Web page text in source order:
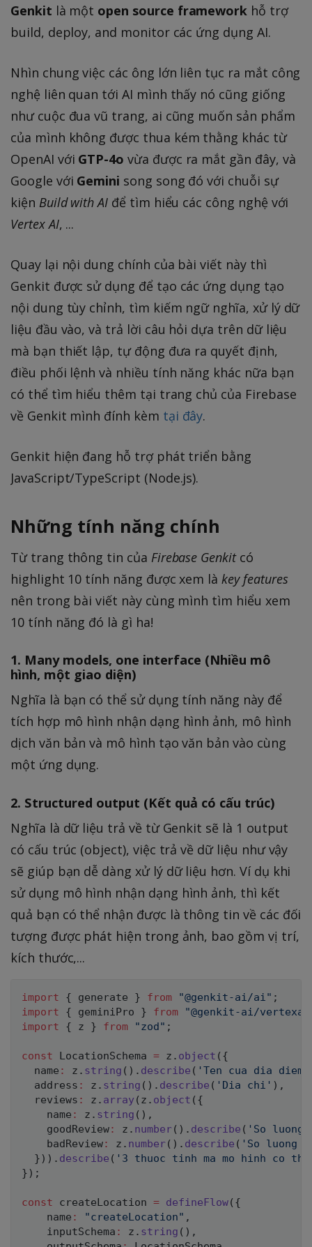
Genkit là một open source framework hỗ trợ
build, deploy, and monitor các ứng dụng AI.
Nhìn chung việc các ông lớn liên tục ra mắt công
nghệ liên quan tới AI mình thấy nó cũng giống
như cuộc đua vũ trang, ai cũng muốn sản phẩm
của mình không được thua kém thằng khác từ
OpenAI với GTP-4o vừa được ra mắt gần đây, và
Google với Gemini song song đó với chuỗi sự
kiện Build with AI để tìm hiểu các công nghệ với
Vertex AI, ...
Quay lại nội dung chính của bài viết này thì
Genkit được sử dụng để tạo các ứng dụng tạo
nội dung tùy chỉnh, tìm kiếm ngữ nghĩa, xử lý dữ
liệu đầu vào, và trả lời câu hỏi dựa trên dữ liệu
mà bạn thiết lập, tự động đưa ra quyết định,
điều phối lệnh và nhiều tính năng khác nữa bạn
có thể tìm hiểu thêm tại trang chủ của Firebase
về Genkit mình đính kèm tại đây.
Genkit hiện đang hỗ trợ phát triển bằng
JavaScript/TypeScript (Node.js).
Những tính năng chính
Từ trang thông tin của Firebase Genkitcó
highlight 10 tính năng được xem làkey features
nên trong bài viết này cùng mình tìm hiểu xem
10 tính năng đó là gì ha!
1. Many models, one interface (Nhiều mô
hình, một giao diện)
Nghĩa là bạn có thể sử dụng tính năng này để
tích hợp mô hình nhận dạng hình ảnh, mô hình
dịch văn bản và mô hình tạo văn bản vào cùng
một ứng dụng.
2. Structured output (Kết quả có cấu trúc)
Nghĩa là dữ liệu trả về từ Genkit sẽ là 1 output
có cấu trúc (object), việc trả về dữ liệu như vậy
sẽ giúp bạn dễ dàng xử lý dữ liệu hơn. Ví dụ khi
sử dụng mô hình nhận dạng hình ảnh, thì kết
quả bạn có thể nhận được là thông tin về các đối
tượng được phát hiện trong ảnh, bao gồm vị trí,
kích thước,...
import { generate } from "@genkit-ai/ai" ;
import
{ geminiPro } from
"@genkit-ai/
import
{ z } from "zod" ;
const LocationSchema = z . object ( {
  name
: z . string ( ) . describe ( 'Ten cua dia diem'
  address
: z . string ( ) . describe ( 'Dia chi' ) ,
  reviews
: z . array ( z . object ( {
    name
: z . string ( ) ,
    goodReview
: z . number( ) . describe ( 'So
    badReview
: z . number( ) . describe ( 'So luong
} ) ) . describe ( '3 thuoc tinh ma mo hinh co
} ) ;
const createLocation = defineFlow( {
    name
: "createLocation" ,
    inputSchema
: z . string ( ) ,